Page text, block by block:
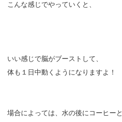
こんな感じでやっていくと、
いい感じで脳がブーストして、
体も１日中動くようになりますよ！
場合によっては、水の後にコーヒー